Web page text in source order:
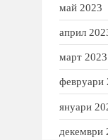
май 2023
април
март 2023
февруари
януари
декември